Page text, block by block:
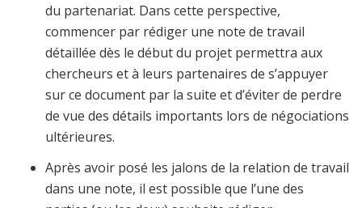
du partenariat. Dans cette perspective,
commencer par rédiger une note de travail
détaillée dès le début du projet permettra aux
chercheurs et à leurs partenaires de s’appuyer
sur ce document par la suite et d’éviter de perdre
de vue des détails importants lors de négociations
ultérieures.
Après avoir posé les jalons de la relation de travail
dans une note, il est possible que l’une des